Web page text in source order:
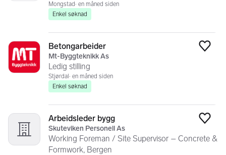
Mongstad en måned siden
Enkel søknad
Betongarbeider
Mt-Byggteknikk As
Ledig stilling
Stjørdal
en måned siden
Enkel søknad
Arbeidsleder bygg
Skuteviken Personell As
Working Foreman / Site Supervisor – Concrete &
Formwork, Bergen